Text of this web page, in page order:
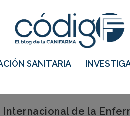
SANITARIA
Internacional de la